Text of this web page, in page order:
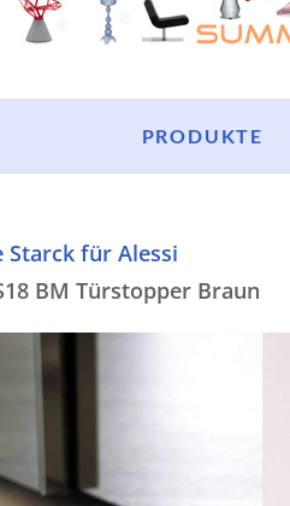
PRODUKTE
Starck für Alessi
BM Türstopper Braun